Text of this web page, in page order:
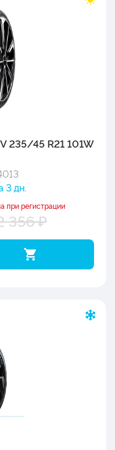
235/45 R21 101W
3 дн.
при регистрации
356 ₽